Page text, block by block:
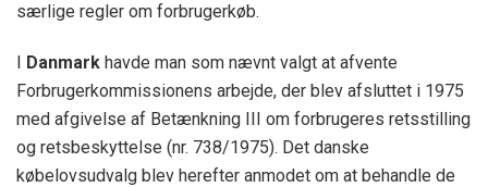
særlige regler om forbrugerkøb.
I Danmark havde man som nævnt valgt at afvente
Forbrugerkommissionens arbejde, der blev afsluttet i 1975
med afgivelse af Betænkning III om forbrugeres retsstilling
og retsbeskyttelse (nr. 738/1975). Det danske
købelovsudvalg blev herefter anmodet om at behandle de